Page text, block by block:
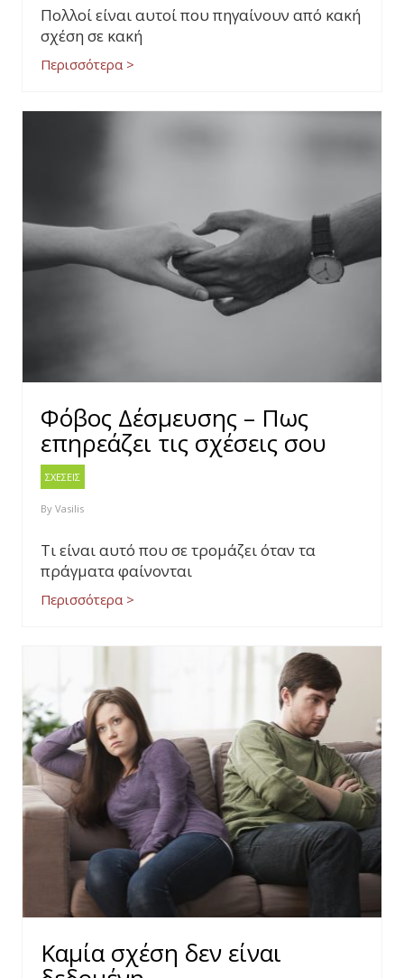
Πολλοί είναι αυτοί που πηγαίνουν από κακή
σχέση σε κακή
Περισσότερα >
Φόβος Δέσμευσης – Πως
επηρεάζει τις σχέσεις σου
ΣΧΕΣΕΙΣ
By Vasilis
Τι είναι αυτό που σε τρομάζει όταν τα
πράγματα φαίνονται
Περισσότερα >
Καμία σχέση δεν είναι